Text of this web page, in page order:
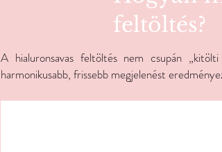
feltöltés?
A hialuronsavas feltöltés nem csupán
harmonikusabb, frissebb megjelenést